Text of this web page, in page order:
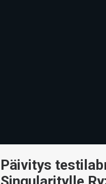
Päivitys